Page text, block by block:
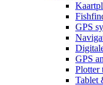
GPS
GPS
Plotter
Tablet